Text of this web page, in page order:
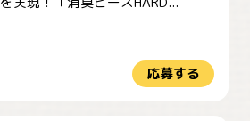
応募する